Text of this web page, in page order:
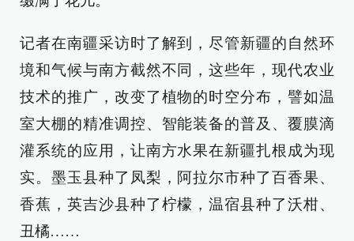
记者在南疆采访时了解到，尽管新疆的自然环
境和气候与南方截然不同，这些年，现代农业
技术的推广，改变了植物的时空分布，譬如温
室大棚的精准调控、智能装备的普及、覆膜滴
灌系统的应用，让南方水果在新疆扎根成为现
实。墨玉县种了凤梨，阿拉尔市种了百香果、
香蕉，英吉沙县种了柠檬，温宿县种了沃柑、
丑橘……